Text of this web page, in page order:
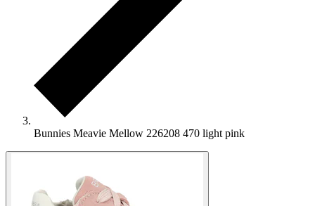
Bunnies Meavie Mellow 226208 470 light pink